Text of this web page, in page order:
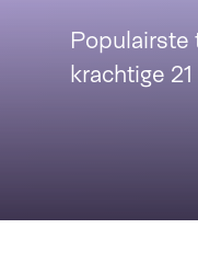
Populairste
krachtige